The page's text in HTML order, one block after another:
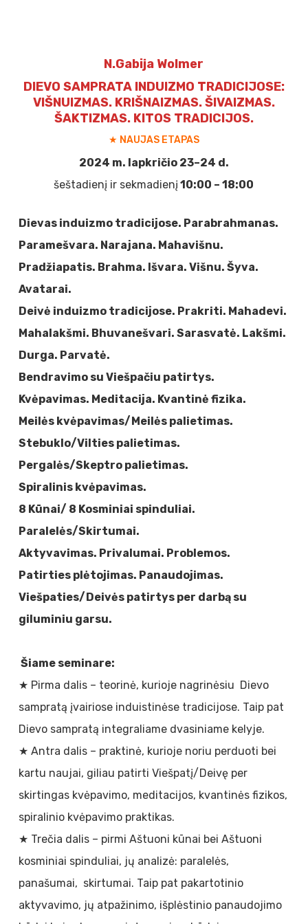
N.Gabija Wolmer
DIEVO SAMPRATA INDUIZMO TRADICIJOSE:
VIŠNUIZMAS. KRIŠNAIZMAS. ŠIVAIZMAS.
ŠAKTIZMAS. KITOS TRADICIJOS.
★ NAUJAS ETAPAS
2024 m. lapkričio 23–24 d.
šeštadienį ir sekmadienį 10:00 – 18:00
Dievas induizmo tradicijose. Parabrahmanas.
Paramešvara. Narajana. Mahavišnu.
Pradžiapatis. Brahma. Išvara. Višnu. Šyva.
Avatarai.
Deivė induizmo tradicijose. Prakriti. Mahadevi.
Mahalakšmi. Bhuvanešvari. Sarasvatė. Lakšmi.
Durga. Parvatė.
Bendravimo su Viešpačiu patirtys.
Kvėpavimas. Meditacija. Kvantinė fizika.
Meilės kvėpavimas/Meilės palietimas.
Stebuklo/Vilties palietimas.
Pergalės/Skeptro palietimas.
Spiralinis kvėpavimas.
8 Kūnai/ 8 Kosminiai spinduliai.
Paralelės/Skirtumai.
Aktyvavimas. Privalumai. Problemos.
Patirties plėtojimas. Panaudojimas.
Viešpaties/Deivės patirtys per darbą su
giluminiu garsu.
Šiame seminare:
★ Pirma dalis – teorinė, kurioje nagrinėsiu Dievo
sampratą įvairiose induistinėse tradicijose. Taip pat
Dievo sampratą integraliame dvasiniame kelyje.
★ Antra dalis – praktinė, kurioje noriu perduoti bei
kartu naujai, giliau patirti Viešpatį/Deivę per
skirtingas kvėpavimo, meditacijos, kvantinės fizikos,
spiralinio kvėpavimo praktikas.
★ Trečia dalis – pirmi Aštuoni kūnai bei Aštuoni
kosminiai spinduliai, jų analizė: paralelės,
panašumai, skirtumai. Taip pat pakartotinio
aktyvavimo, jų atpažinimo, išplėstinio panaudojimo